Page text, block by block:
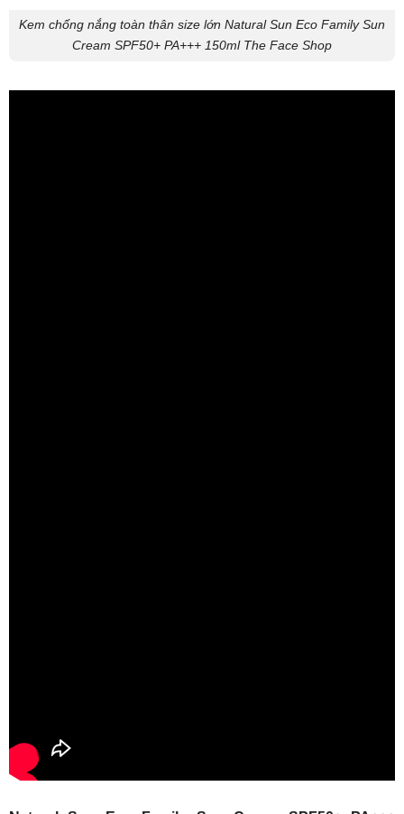
Kem chống nắng toàn thân size lớn Natural Sun Eco Family Sun
Cream SPF50+ PA+++ 150ml The Face Shop